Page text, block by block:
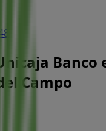
Banco
Campo